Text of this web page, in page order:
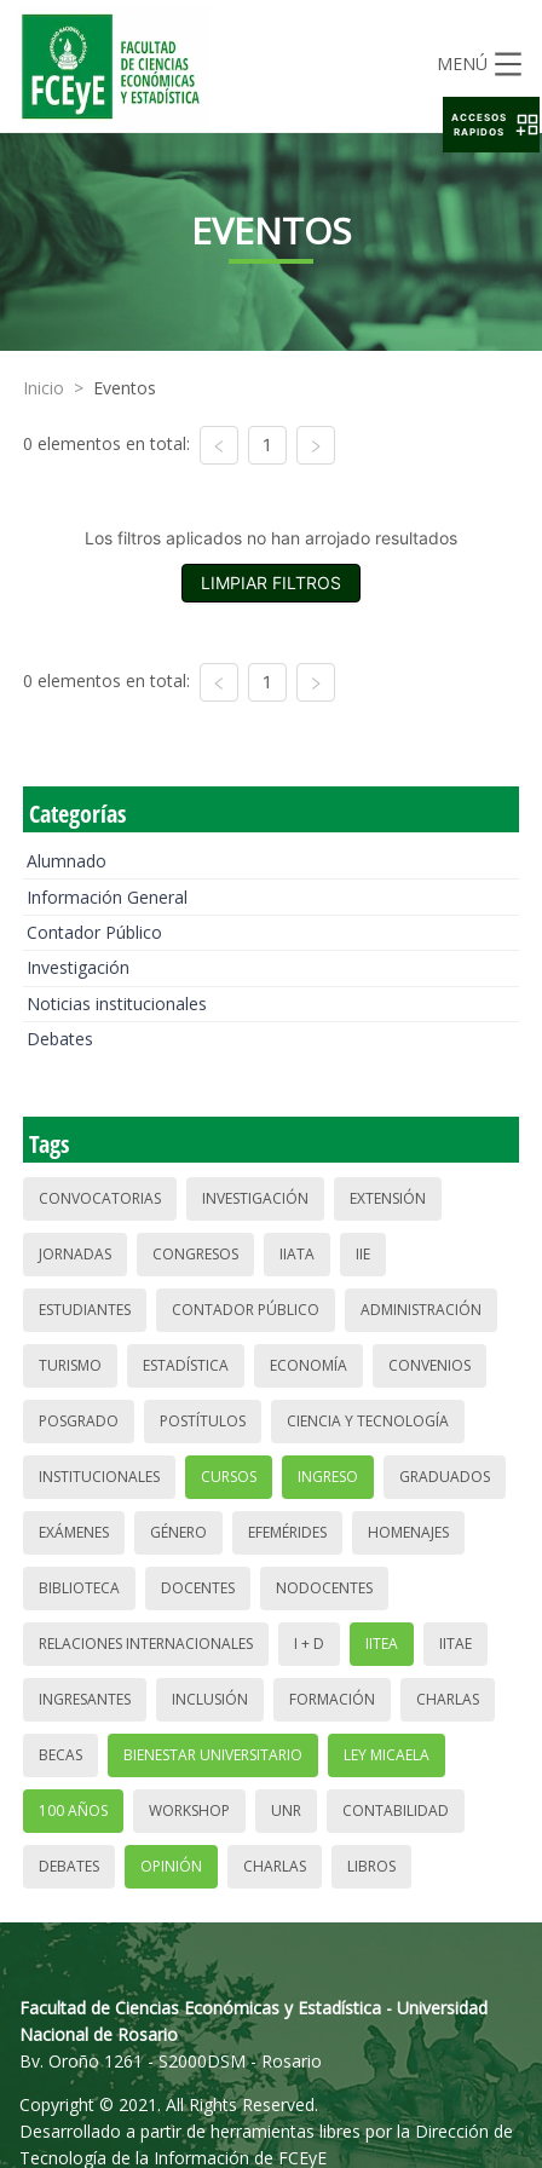
MENÚ
EVENTOS
Inicio > Eventos
0 elementos en total: 1
Los filtros aplicados no han arrojado resultados
LIMPIAR FILTROS
0 elementos en total: 1
Categorías
Alumnado
Información General
Contador Público
Investigación
Noticias institucionales
Debates
Tags
CONVOCATORIAS INVESTIGACIÓN EXTENSIÓN
JORNADAS CONGRESOS IIATA IIE
ESTUDIANTES CONTADOR PÚBLICO ADMINISTRACIÓN
TURISMO ESTADÍSTICA ECONOMÍA CONVENIOS
POSGRADO POSTÍTULOS CIENCIA Y TECNOLOGÍA
INSTITUCIONALES CURSOS INGRESO GRADUADOS
EXÁMENES GÉNERO EFEMÉRIDES HOMENAJES
BIBLIOTECA DOCENTES NODOCENTES
RELACIONES INTERNACIONALES I + D IITEA IITAE
INGRESANTES INCLUSIÓN FORMACIÓN CHARLAS
BECAS BIENESTAR UNIVERSITARIO LEY MICAELA
100 AÑOS WORKSHOP UNR CONTABILIDAD
DEBATES OPINIÓN CHARLAS LIBROS
Facultad de Ciencias Económicas y Estadística - Universidad
Nacional de Rosario
Bv. Oroño 1261 - S2000DSM - Rosario
Copyright © 2021. All Rights Reserved.
Desarrollado a partir de herramientas libres por la Dirección de
Tecnología de la Información de FCEyE
ACCESOS
RAPIDOS